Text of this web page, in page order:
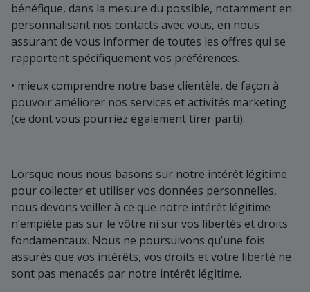
bénéfique, dans la mesure du possible, notamment en
personnalisant nos contacts avec vous, en nous
assurant de vous informer de toutes les offres qui se
rapportent spécifiquement vos préférences.
• mieux comprendre notre base clientèle, de façon à
pouvoir améliorer nos services et activités marketing
(ce dont vous pourriez également tirer parti).
Lorsque nous nous basons sur notre intérêt légitime
pour collecter et utiliser vos données personnelles,
nous devons veiller à ce que notre intérêt légitime
n’empiète pas sur le vôtre ni sur vos libertés et droits
fondamentaux. Nous ne poursuivons qu’une fois
assurés que vos intérêts, vos droits et votre liberté ne
sont pas menacés par notre intérêt légitime.